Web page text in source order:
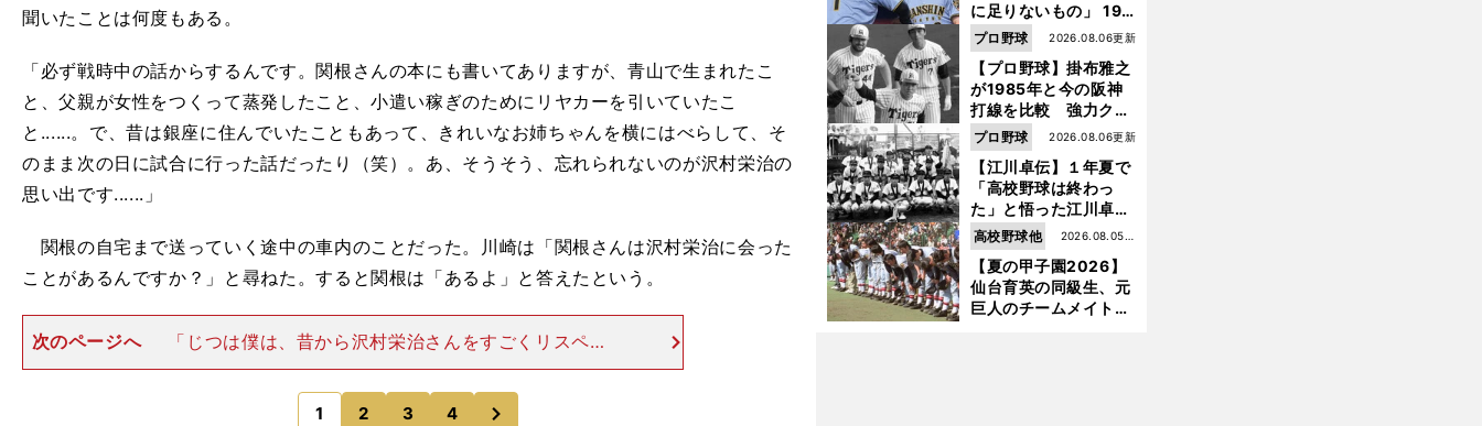
聞いたことは何度もある。
「必ず戦時中の話からするんです。関根さんの本にも書いてありますが、青山で生まれたこ
と、父親が女性をつくって蒸発したこと、小遣い稼ぎのためにリヤカーを引いていたこ
と......。で、昔は銀座に住んでいたこともあって、きれいなお姉ちゃんを横にはべらして、そ
のまま次の日に試合に行った話だったり（笑）。あ、そうそう、忘れられないのが沢村栄治の
思い出です......」
関根の自宅まで送っていく途中の車内のことだった。川崎は「関根さんは沢村栄治に会った
ことがあるんですか？」と尋ねた。すると関根は「あるよ」と答えたという。
次のページへ
「じつは僕は、昔から沢村栄治さんをすごくリスペク
トしているんです。それで関根さんに尋ねたら、アッサリと『あるよ』
って（笑）。関根さんが小さい頃、多摩川で練習していたら、たまたま
ジャイアンツ時代の沢村さ
1 2 3 4
のページへ
に足りないもの」 198
5年のチームよりもつ
ながりを感じない
【プロ野球】掛布雅之
が1985年と今の阪神
打線を比較 強力クリ
ーンナップと、チーム
の「大きな違い」を語
った
2026.08.06更新
プロ野球
【江川卓伝】１年夏で
「高校野球は終わっ
た」と悟った江川卓の
控え投手は、公式戦わ
ずか16イニングの登板
で大洋から２位指名を
受けた
2026.08.06更新
プロ野球
【夏の甲子園2026】
仙台育英の同級生、元
巨人のチームメイト、
2026.08.05更
高校野球他